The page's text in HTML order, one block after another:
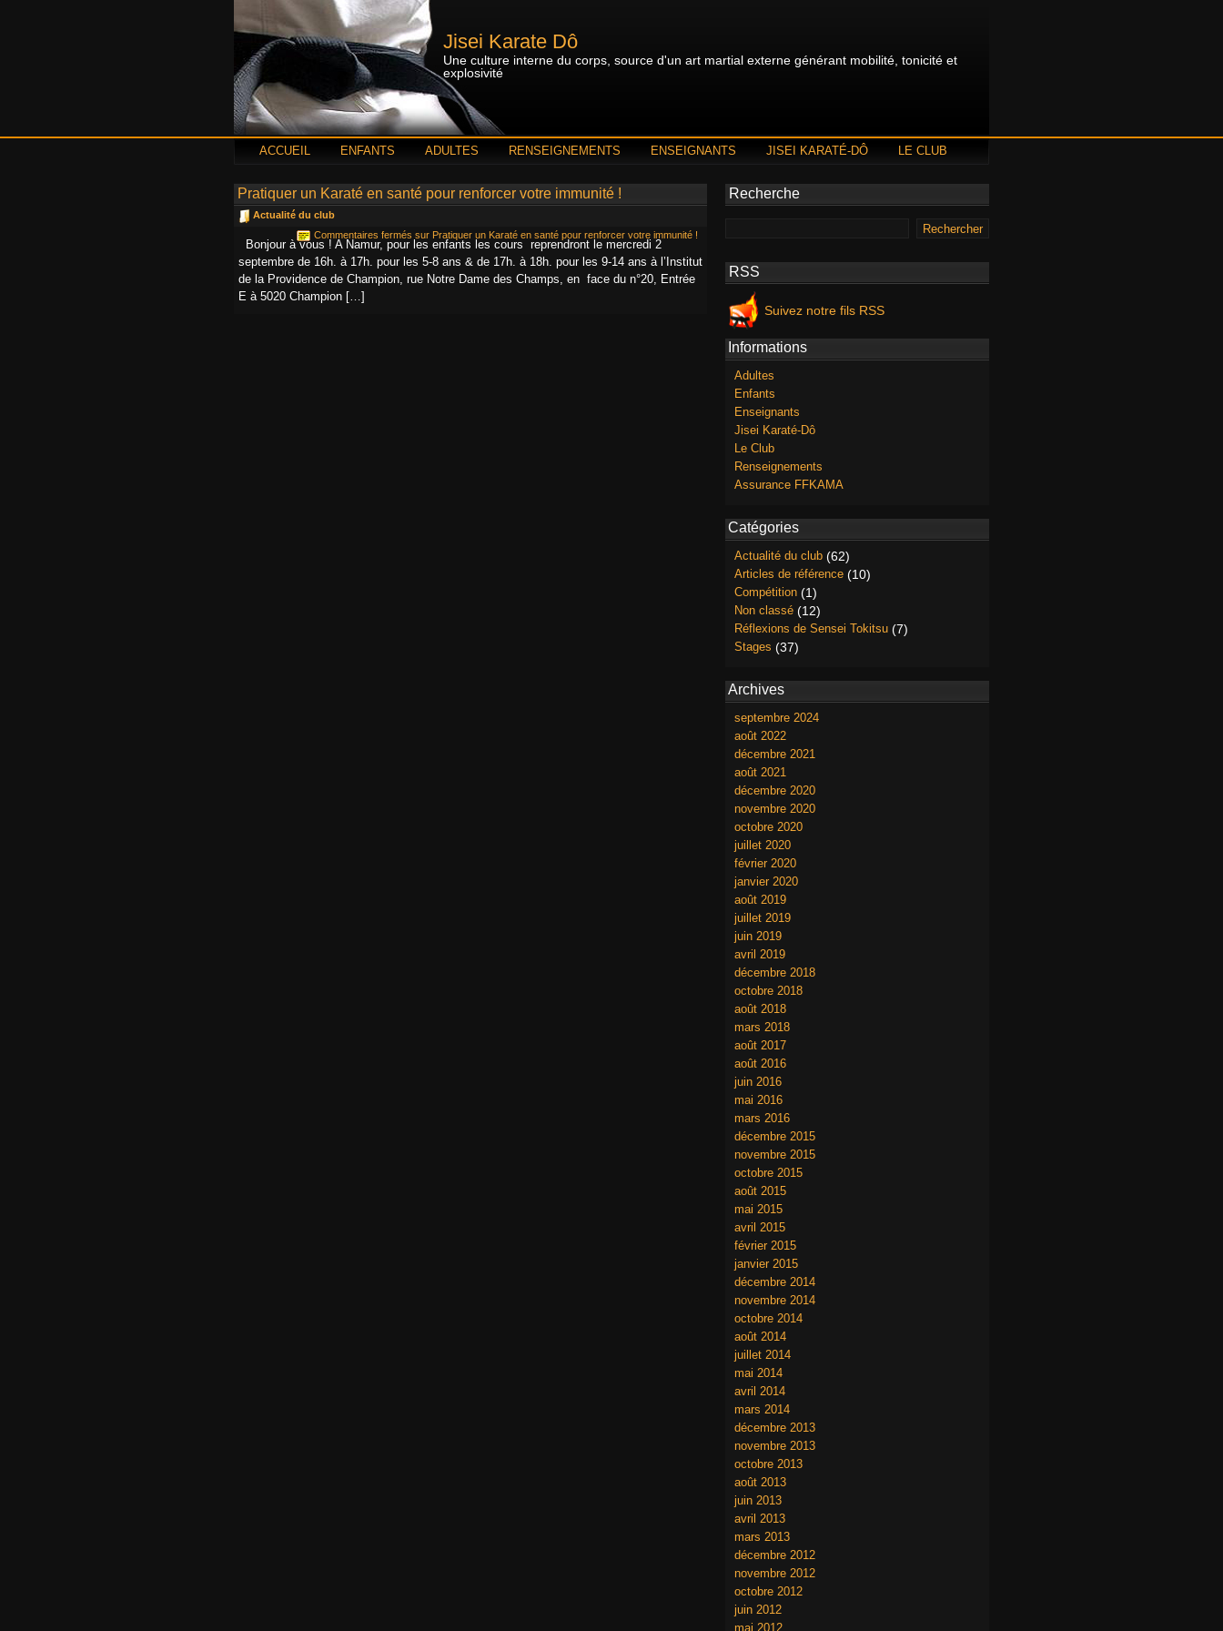
Jisei Karate Dô
Une culture interne du corps, source d'un art martial externe générant mobilité, tonicité et
explosivité
ACCUEIL ENFANTS ADULTES RENSEIGNEMENTS ENSEIGNANTS JISEI KARATÉ-DÔ LE CLUB
Pratiquer un Karaté en santé pour renforcer votre immunité !
Actualité du club
Commentaires fermés sur Pratiquer un Karaté en santé pour renforcer votre immunité !
Bonjour à vous ! A Namur, pour les enfants les cours reprendront le mercredi 2
septembre de 16h. à 17h. pour les 5-8 ans & de 17h. à 18h. pour les 9-14 ans à l’Institut
de la Providence de Champion, rue Notre Dame des Champs, en face du n°20, Entrée
E à 5020 Champion […]
Recherche
RSS
Suivez notre fils RSS
Informations
Adultes
Enfants
Enseignants
Jisei Karaté-Dô
Le Club
Renseignements
Assurance FFKAMA
Catégories
Actualité du club (62)
Articles de référence (10)
Compétition (1)
Non classé (12)
Réflexions de Sensei Tokitsu (7)
Stages (37)
Archives
septembre 2024
août 2022
décembre 2021
août 2021
décembre 2020
novembre 2020
octobre 2020
juillet 2020
février 2020
janvier 2020
août 2019
juillet 2019
juin 2019
avril 2019
décembre 2018
octobre 2018
août 2018
mars 2018
août 2017
août 2016
juin 2016
mai 2016
mars 2016
décembre 2015
novembre 2015
octobre 2015
août 2015
mai 2015
avril 2015
février 2015
janvier 2015
décembre 2014
novembre 2014
octobre 2014
août 2014
juillet 2014
mai 2014
avril 2014
mars 2014
décembre 2013
novembre 2013
octobre 2013
août 2013
juin 2013
avril 2013
mars 2013
décembre 2012
novembre 2012
octobre 2012
juin 2012
mai 2012